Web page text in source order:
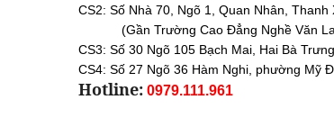
CS2: Số Nhà 70, Ngõ 1, Quan Nhân, Thanh
(Gần Trường Cao Đẳng Nghề Văn
CS3: Số 30 Ngõ 105 Bạch Mai, Hai Bà
CS4: Số 27 Ngõ 36 Hàm Nghi, phường Mỹ
Hotline: 0979.111.961